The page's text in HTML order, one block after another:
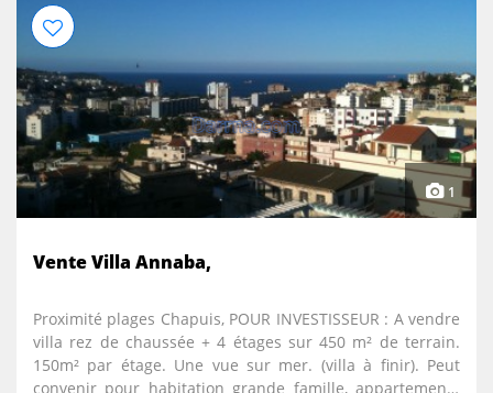
1
Vente Villa Annaba,
Proximité plages Chapuis, POUR INVESTISSEUR : A vendre
villa rez de chaussée + 4 étages sur 450 m² de terrain.
150m² par étage. Une vue sur mer. (villa à finir). Peut
convenir pour habitation grande famille, appartements